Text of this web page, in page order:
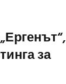
за